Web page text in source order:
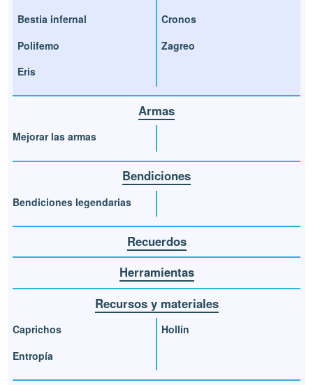
Bestia infernal
Polifemo
Eris
Cronos
Zagreo
Armas
Mejorar las armas
Bendiciones
Bendiciones legendarias
Recuerdos
Herramientas
Recursos y materiales
Caprichos
Entropía
Hollín